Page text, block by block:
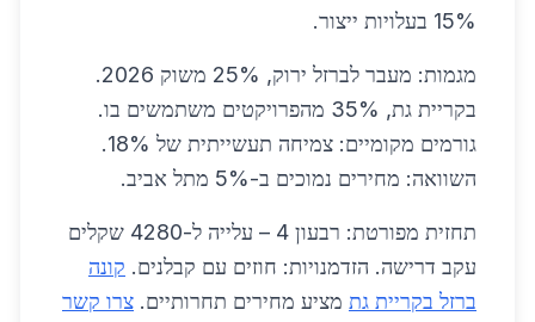
15% בעלויות ייצור.
מגמות: מעבר לברזל ירוק, 25% משוק 2026.
בקריית גת, 35% מהפרויקטים משתמשים בו.
גורמים מקומיים: צמיחה תעשייתית של 18%.
השוואה: מחירים נמוכים ב-5% מתל אביב.
תחזית מפורטת: רבעון 4 – עלייה ל-4280 שקלים
עקב דרישה. הזדמנויות: חוזים עם קבלנים. קונה
ברזל בקריית גת מציע מחירים תחרותיים. צרו קשר